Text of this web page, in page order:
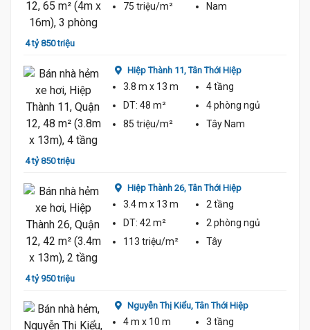
4 tỷ 850 triệu
75 triệu/m²
Nam
4 tỷ 850 triệu
Hiệp Thành 11,Tân Thới Hiệp
3.8 m x 13 m
4 tầng
DT: 48 m² 4 phòng ngủ
85 triệu/m²
Tây Nam
4 tỷ 950 triệu
Hiệp Thành 26,Tân Thới Hiệp
3.4 m x 13 m
2 tầng
DT: 42 m² 2 phòng ngủ
113 triệu/m²
Tây
Nguyễn Thị Kiểu,Tân Thới Hiệp
4 m x 10 m
3 tầng